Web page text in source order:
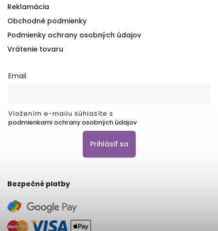
Reklamácia
Obchodné podmienky
Podmienky ochrany osobných údajov
Vrátenie tovaru
Email
Vložením e-mailu súhlasíte s
podmienkami ochrany osobných údajov
Prihlásiť sa
Bezpečné platby